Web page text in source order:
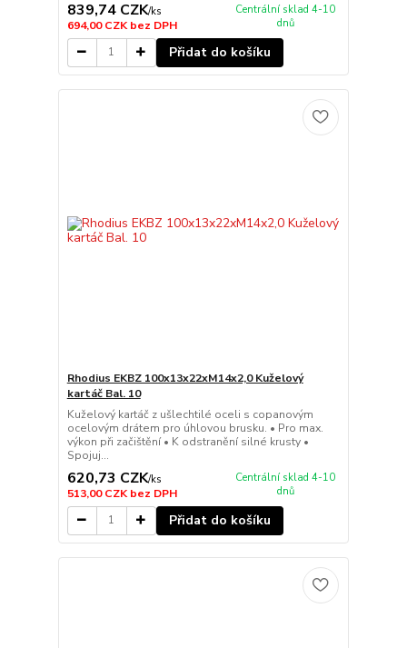
839,74 CZK/ks
694,00 CZKbez DPH
Centrální sklad 4-10
dnů
Přidat do košíku
Rhodius EKBZ 100x13x22xM14x2,0 Kuželový
kartáč Bal. 10
Kuželový kartáč z ušlechtilé oceli s copanovým
ocelovým drátem pro úhlovou brusku. • Pro max.
výkon při začištění • K odstranění silné krusty •
Spojuj...
620,73 CZK/ks
513,00 CZKbez DPH
Centrální sklad 4-10
dnů
Přidat do košíku